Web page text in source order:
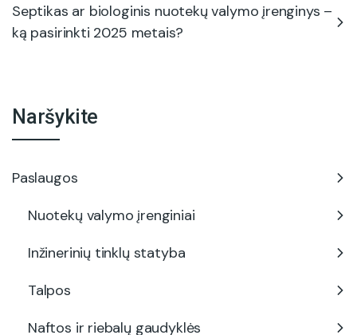
Septikas ar biologinis nuotekų valymo įrenginys –
ką pasirinkti 2025 metais?
Naršykite
Paslaugos
Nuotekų valymo įrenginiai
Inžinerinių tinklų statyba
Talpos
Naftos ir riebalų gaudyklės